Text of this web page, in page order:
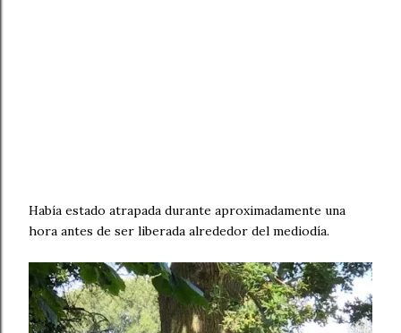
Había estado atrapada durante aproximadamente una
hora antes de ser liberada alrededor del mediodía.